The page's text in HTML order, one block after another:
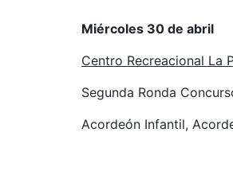
Miércoles 30 de abril
Centro Recreacional La
Segunda Ronda
Acordeón Infantil,